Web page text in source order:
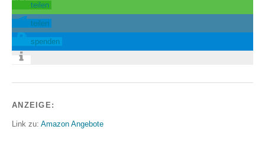
teilen
teilen
spenden
ANZEIGE:
Link zu: Amazon Angebote